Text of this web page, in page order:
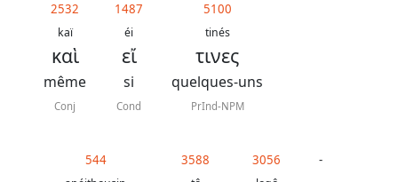
2532
kaï
καὶ
même
Conj
1487
éi
εἴ
si
Cond
5100
tinés
τινες
quelques-uns
PrInd-NPM
544 3588 3056 -
Bible
Traduction